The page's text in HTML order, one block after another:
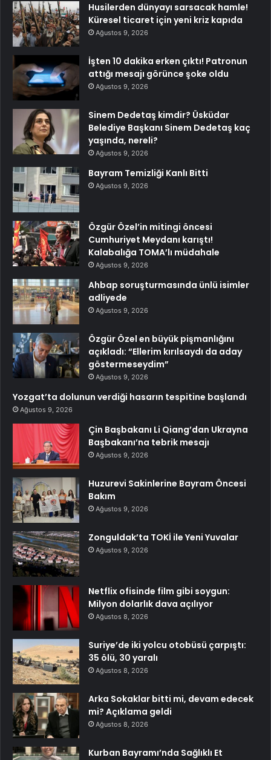
Husilerden dünyayı sarsacak hamle!
Küresel ticaret için yeni kriz kapıda
Ağustos 9, 2026
İşten 10 dakika erken çıktı! Patronun
attığı mesajı görünce şoke oldu
Ağustos 9, 2026
Sinem Dedetaş kimdir? Üsküdar
Belediye Başkanı Sinem Dedetaş kaç
yaşında, nereli?
Ağustos 9, 2026
Bayram Temizliği Kanlı Bitti
Ağustos 9, 2026
Özgür Özel’in mitingi öncesi
Cumhuriyet Meydanı karıştı!
Kalabalığa TOMA’lı müdahale
Ağustos 9, 2026
Ahbap soruşturmasında ünlü isimler
adliyede
Ağustos 9, 2026
Özgür Özel en büyük pişmanlığını
açıkladı: “Ellerim kırılsaydı da aday
göstermeseydim”
Ağustos 9, 2026
Yozgat’ta dolunun verdiği hasarın tespitine başlandı
Ağustos 9, 2026
Çin Başbakanı Li Qiang’dan Ukrayna
Başbakanı’na tebrik mesajı
Ağustos 9, 2026
Huzurevi Sakinlerine Bayram Öncesi
Bakım
Ağustos 9, 2026
Zonguldak’ta TOKİ ile Yeni Yuvalar
Ağustos 9, 2026
Netflix ofisinde film gibi soygun:
Milyon dolarlık dava açılıyor
Ağustos 8, 2026
Suriye’de iki yolcu otobüsü çarpıştı:
35 ölü, 30 yaralı
Ağustos 8, 2026
Arka Sokaklar bitti mi, devam edecek
mi? Açıklama geldi
Ağustos 8, 2026
Kurban Bayramı’nda Sağlıklı Et